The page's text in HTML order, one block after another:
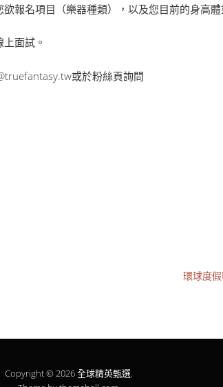
報名項目（樂器種類），以及您目前的身高
面試。
或於粉絲頁詢問
環球度
Copyright © 2026全球精英甄選.